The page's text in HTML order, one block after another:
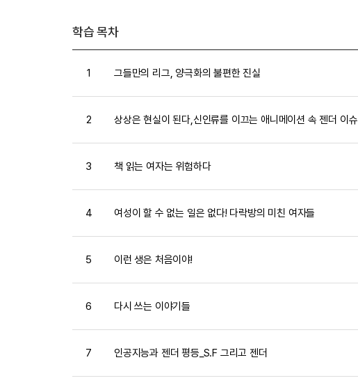
학습 목차
1 그들만의 리그, 양극화의 불편한 진실
2 상상은 현실이 된다,신인류를 이끄는 애니메이션 속 젠더 이슈
3 책 읽는 여자는 위험하다
4 여성이 할 수 없는 일은 없다! 다락방의 미친 여자들
5 이런 생은 처음이야!
6 다시 쓰는 이야기들
7 인공지능과 젠더 평등_S.F 그리고 젠더